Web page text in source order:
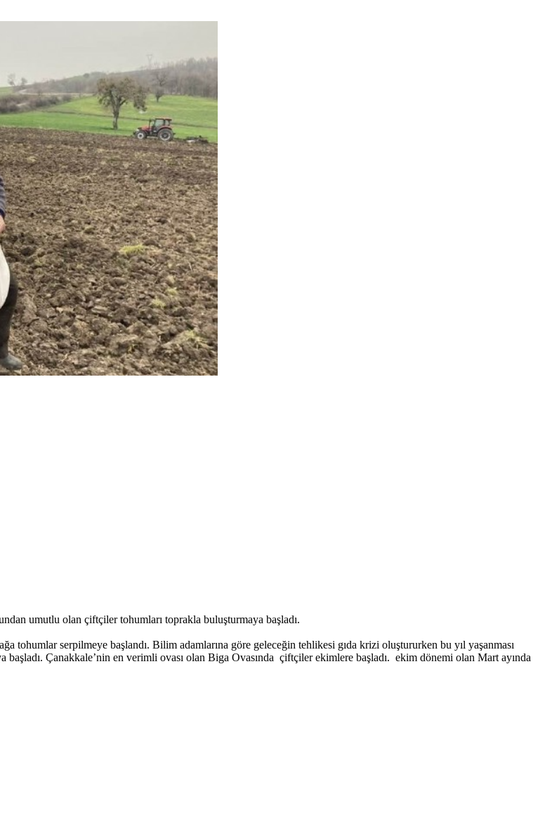
umutlu olan çiftçiler tohumları toprakla buluşturmaya başladı.
tohumlar serpilmeye başlandı. Bilim adamlarına göre geleceğin tehlikesi gıda krizi oluştururken bu yıl yaşanması
Çanakkale’nin en verimli ovası olan Biga Ovasında çiftçiler ekimlere başladı. ekim dönemi olan Mart ayında